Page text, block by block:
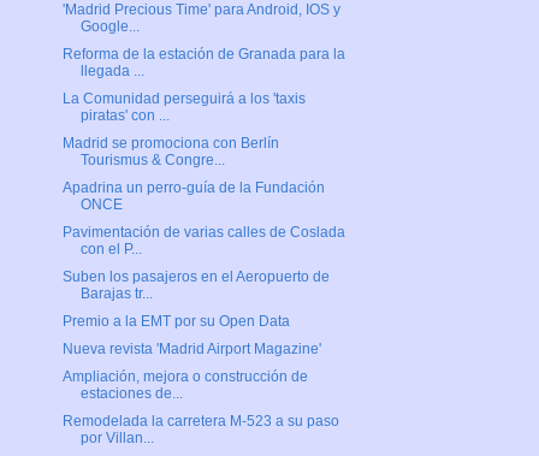
'Madrid Precious Time' para Android, IOS y
Google...
Reforma de la estación de Granada para la
llegada ...
La Comunidad perseguirá a los 'taxis
piratas' con ...
Madrid se promociona con Berlín
Tourismus & Congre...
Apadrina un perro-guía de la Fundación
ONCE
Pavimentación de varias calles de Coslada
con el P...
Suben los pasajeros en el Aeropuerto de
Barajas tr...
Premio a la EMT por su Open Data
Nueva revista 'Madrid Airport Magazine'
Ampliación, mejora o construcción de
estaciones de...
Remodelada la carretera M-523 a su paso
por Villan...